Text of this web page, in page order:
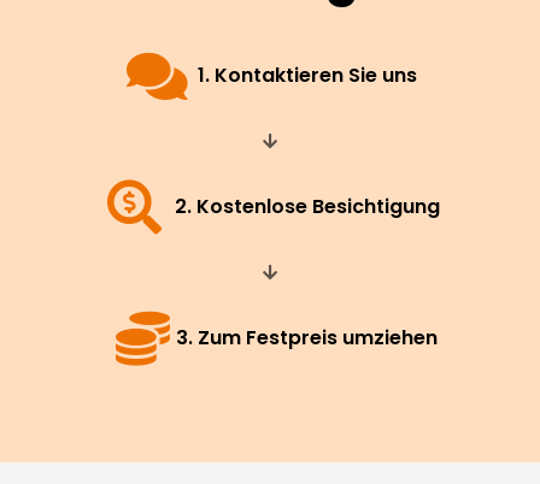
1. Kontaktieren Sie uns
2. Kostenlose Besichtigung
3. Zum Festpreis umziehen